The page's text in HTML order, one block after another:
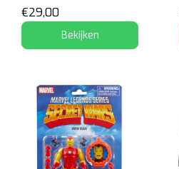
€29,00
Bekijken